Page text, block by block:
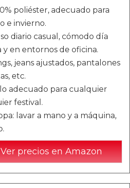
poliéster, adecuado para
e invierno.
diario casual, cómodo día
y en entornos de oficina.
jeans ajustados, pantalones
etc.
adecuado para cualquier
festival.
lavar a mano y a máquina,
precios en Amazon